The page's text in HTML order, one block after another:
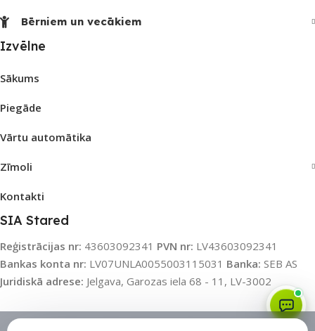
Bērniem un vecākiem
Izvēlne
Sākums
Piegāde
Vārtu automātika
Zīmoli
Kontakti
SIA Stared
Reģistrācijas nr: 43603092341 PVN nr: LV43603092341
Bankas konta nr: LV07UNLA0055003115031 Banka: SEB AS
Juridiskā adrese: Jelgava, Garozas iela 68 - 11, LV-3002